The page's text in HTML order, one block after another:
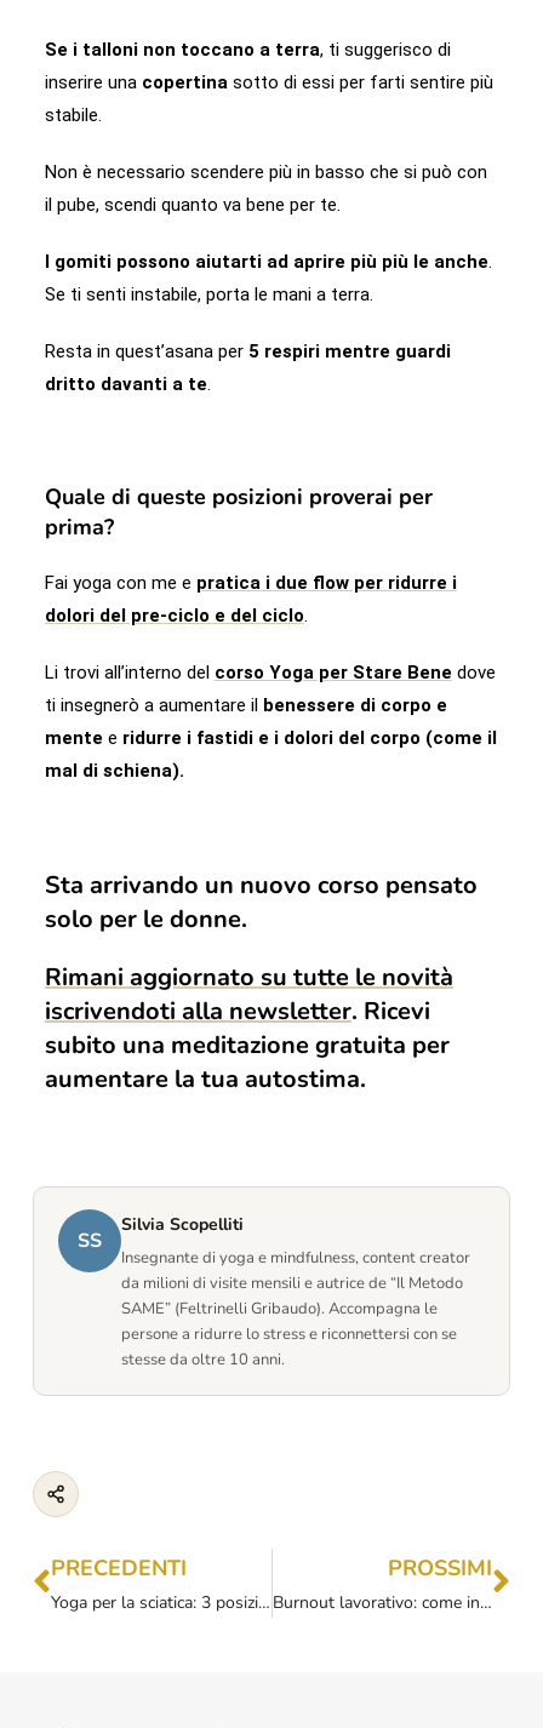
Se i talloni non toccano a terra, ti suggerisco di
inserire una copertinasotto di essi per farti sentire più
stabile.
Non è necessario scendere più in basso che si può con
il pube, scendi quanto va bene per te.
I gomiti possono aiutarti ad aprire più più le anche.
Se ti senti instabile, porta le mani a terra.
Resta in quest’asana per5 respiri mentre guardi
dritto davanti a te.
Quale di queste posizioni proverai per
prima?
Fai yoga con me e pratica i due flow per ridurre i
dolori del pre-ciclo e del ciclo.
Li trovi all’interno del corso Yoga per Stare Bene dove
ti insegnerò a aumentare il benessere di corpo e
mente e ridurre i fastidi e i dolori del corpo (come il
mal di schiena).
Sta arrivando un nuovo corso pensato
solo per le donne.
Rimani aggiornato su tutte le novità
iscrivendoti alla newsletter. Ricevi
subito una meditazione gratuita per
aumentare la tua autostima.
SS
Silvia Scopelliti
Insegnante di yoga e mindfulness, content creator
da milioni di visite mensili e autrice de “Il Metodo
SAME” (Feltrinelli Gribaudo). Accompagna le
persone a ridurre lo stress e riconnettersi con se
stesse da oltre 10 anni.
PRECEDENTI
Yoga per la sciatica: 3 posizioni e una lezione per ridurre il fastidio
PROSSIMI
Burnout lavorativo: come individuarlo e come gestirlo